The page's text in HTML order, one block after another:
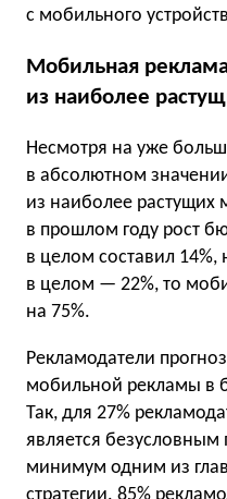
с мобильного
Мобильная
из наиболее
Несмотря на уже
в абсолютном
из наиболее растущих
в прошлом году рост
в целом составил
в целом — 22%, то
на 75%.
Рекламодатели
мобильной рекламы в
Так, для 27%
является безусловным
минимум одним из